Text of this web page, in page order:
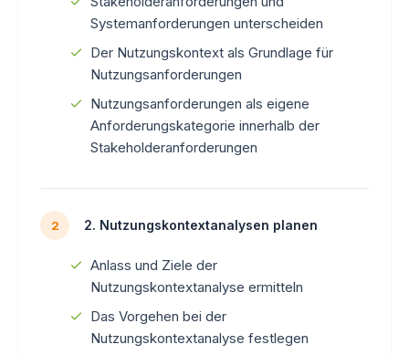
Systemanforderungen unterscheiden
Der Nutzungskontext als Grundlage für
Nutzungsanforderungen
Nutzungsanforderungen als eigene
Anforderungskategorie innerhalb der
Stakeholderanforderungen
2 2. Nutzungskontextanalysen planen
Anlass und Ziele der
Nutzungskontextanalyse ermitteln
Das Vorgehen bei der
Nutzungskontextanalyse festlegen